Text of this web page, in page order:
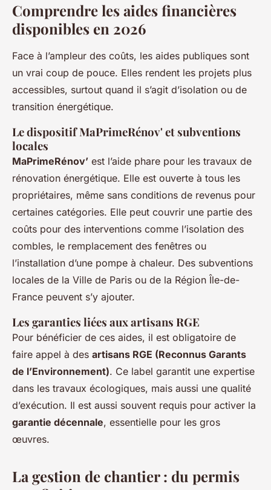
Comprendre les aides financières
disponibles en 2026
Face à l’ampleur des coûts, les aides publiques sont
un vrai coup de pouce. Elles rendent les projets plus
accessibles, surtout quand il s’agit d’isolation ou de
transition énergétique.
Le dispositif MaPrimeRénov' et subventions
locales
MaPrimeRénov’ est l’aide phare pour les travaux de
rénovation énergétique. Elle est ouverte à tous les
propriétaires, même sans conditions de revenus pour
certaines catégories. Elle peut couvrir une partie des
coûts pour des interventions comme l’isolation des
combles, le remplacement des fenêtres ou
l’installation d’une pompe à chaleur. Des subventions
locales de la Ville de Paris ou de la Région Île-de-
France peuvent s’y ajouter.
Les garanties liées aux artisans RGE
Pour bénéficier de ces aides, il est obligatoire de
faire appel à des artisans RGE (Reconnus Garants
de l’Environnement). Ce label garantit une expertise
dans les travaux écologiques, mais aussi une qualité
d’exécution. Il est aussi souvent requis pour activer la
garantie décennale, essentielle pour les gros
œuvres.
La gestion de chantier : du permis